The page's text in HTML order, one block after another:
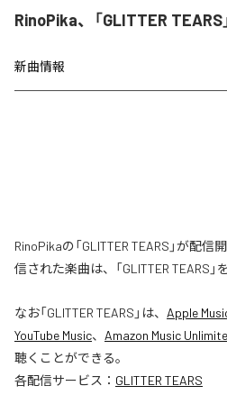
RinoPika、「GLITTER
新曲情報
RinoPikaの「GLITTER TEARS」が配
信された楽曲は、「GLITTER TEARS」
なお「GLITTER TEARS 」は、 Apple
YouTube Music、 Amazon Music
聴くことができる。
各配信サービス： GLITTER TEARS